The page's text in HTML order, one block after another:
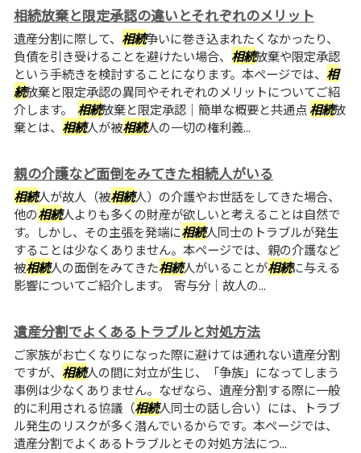
相続放棄と限定承認の違いとそれぞれのメリット
遺産分割に際して、 相続争いに巻き込まれたくなかったり、
負債を引き受けることを避けたい場合、 相続放棄や限定承認
という手続きを検討することになります。本ページでは、 相
続放棄と限定承認の異同やそれぞれのメリットについてご紹
介します。 相続放棄と限定承認｜簡単な概要と共通点相続放
棄とは、 相続人が被相続人の一切の権利義...
親の介護など面倒をみてきた相続人がいる
相続人が故人（被相続人）の介護やお世話をしてきた場合、
他の相続人よりも多くの財産が欲しいと考えることは自然で
す。しかし、その主張を発端に相続人同士のトラブルが発生
することは少なくありません。本ページでは、親の介護など
被相続人の面倒をみてきた相続人がいることが相続に与える
影響についてご紹介します。 寄与分｜故人の...
遺産分割でよくあるトラブルと対処方法
ご家族がお亡くなりになった際に避けては通れない遺産分割
ですが、 相続人の間に対立が生じ、「争族」になってしまう
事例は少なくありません。なぜなら、遺産分割する際に一般
的に利用される協議（相続人同士の話し合い）には、トラブ
ル発生のリスクが多く潜んでいるからです。本ページでは、
遺産分割でよくあるトラブルとその対処方法につ...